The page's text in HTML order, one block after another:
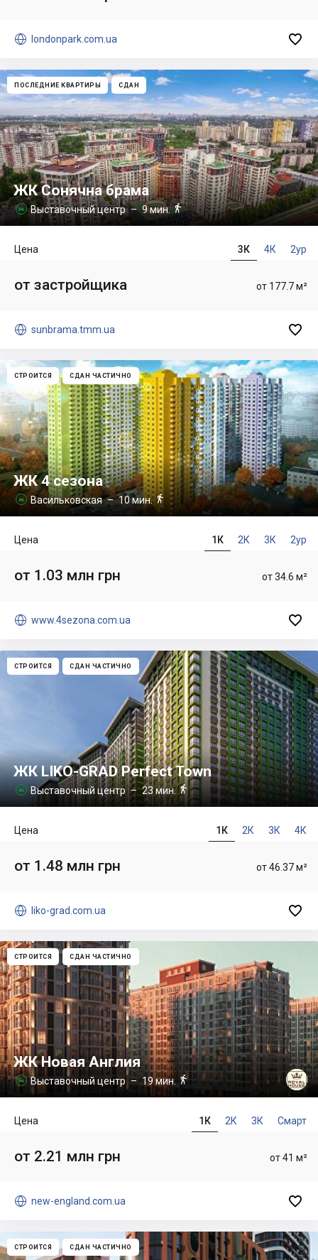
 londonpark.com.ua 
ПОСЛЕДНИЕ КВАРТИРЫ СДАН
ЖК Сонячна брама
 Выставочный центр– 9 мин. 
3К 4К 2ур
Цена
от 177.7 м²
от застройщика
 sunbrama.tmm.ua 
СТРОИТСЯ СДАН ЧАСТИЧНО
ЖК 4 сезона
 Васильковская– 10 мин. 
1К 2К 3К 2ур
Цена
от 34.6 м²
от 1.03 млн грн
 www.4sezona.com.ua 
СТРОИТСЯ СДАН ЧАСТИЧНО
ЖК LIKO-GRAD Perfect Town
 Выставочный центр– 23 мин.
1К 2К 3К 4К
Цена
от 46.37 м²
от 1.48 млн грн
 liko-grad.com.ua 
СТРОИТСЯ СДАН ЧАСТИЧНО
ЖК Новая Англия
 Выставочный центр – 19 мин. 
1К 2К 3К Смарт
Цена
от 41 м²
от 2.21 млн грн
 new-england.com.ua 
СТРОИТСЯ СДАН ЧАСТИЧНО